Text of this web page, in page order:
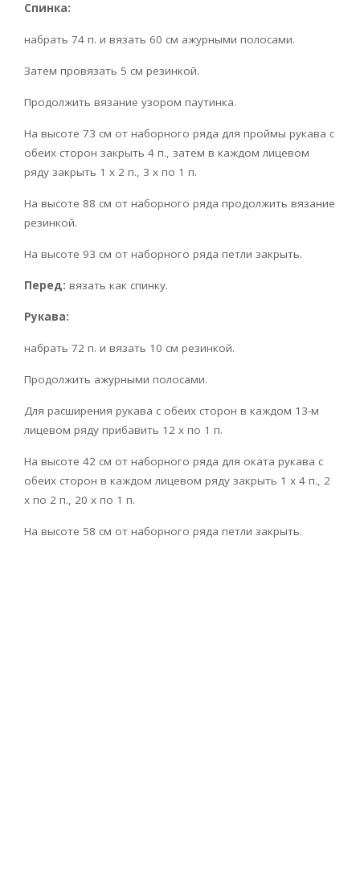
Спинка:
набрать 74 п. и вязать 60 см ажурными полосами.
Затем провязать 5 см резинкой.
Продолжить вязание узором паутинка.
На высоте 73 см от наборного ряда для проймы рукава с
обеих сторон закрыть 4 п., затем в каждом лицевом
ряду закрыть 1 х 2 п., 3 х по 1 п.
На высоте 88 см от наборного ряда продолжить вязание
резинкой.
На высоте 93 см от наборного ряда петли закрыть.
Перед: вязать как спинку.
Рукава:
набрать 72 п. и вязать 10 см резинкой.
Продолжить ажурными полосами.
Для расширения рукава с обеих сторон в каждом 13-м
лицевом ряду прибавить 12 х по 1 п.
На высоте 42 см от наборного ряда для оката рукава с
обеих сторон в каждом лицевом ряду закрыть 1 х 4 п., 2
х по 2 п., 20 х по 1 п.
На высоте 58 см от наборного ряда петли закрыть.